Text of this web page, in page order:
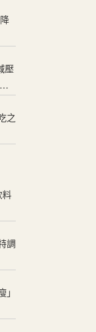
壓
之
料
調
」